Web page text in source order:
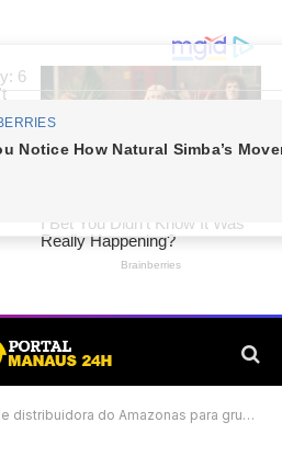
do Amazonas para grupo J&F dos irmãos Batista